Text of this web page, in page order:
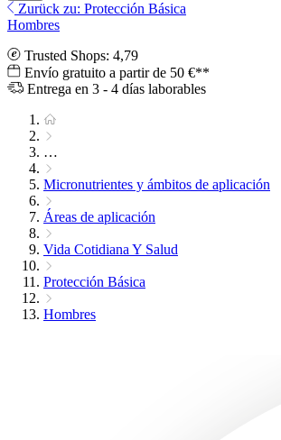
Zurück zu: Protección Básica
Hombres
Trusted Shops: 4,79
Envío gratuito a partir de 50 €**
Entrega en 3 - 4 días laborables
…
Micronutrientes y ámbitos de aplicación
Áreas de aplicación
Vida Cotidiana Y Salud
Protección Básica
Hombres